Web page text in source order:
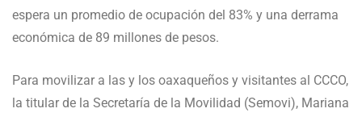
espera un promedio de ocupación del 83% y una derrama
económica de 89 millones de pesos.
Para movilizar a las y los oaxaqueños y visitantes al CCCO,
la titular de la Secretaría de la Movilidad (Semovi), Mariana